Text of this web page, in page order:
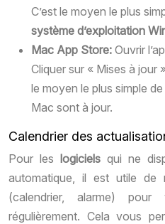
C’est le moyen le plus
système d’exploitation
Mac App Store: Ouvrir
Cliquer sur « Mises à jour
le moyen le plus simple
Mac sont à jour.
Calendrier des
Pour les logiciels qui ne
automatique, il est utile de
(calendrier, alarme)
régulièrement. Cela vous